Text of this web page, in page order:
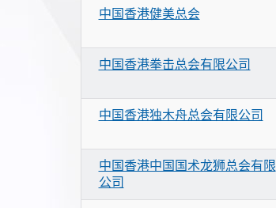
中国香港健美总会
中国香港拳击总会有限公司
中国香港独木舟总会有限公司
中国香港中国国术龙狮总会有限
公司